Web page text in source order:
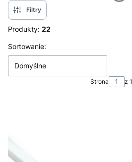
Filtry
Produkty: 22
Lista produktów
Sortowanie:
Domyślne
Strona z 1